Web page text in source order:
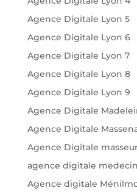
Agence Digitale Lyon 5
Agence Digitale Lyon 6
Agence Digitale Lyon 7
Agence Digitale Lyon 8
Agence Digitale Lyon 9
Agence Digitale
Agence Digitale
Agence Digitale
agence digitale
Agence digitale